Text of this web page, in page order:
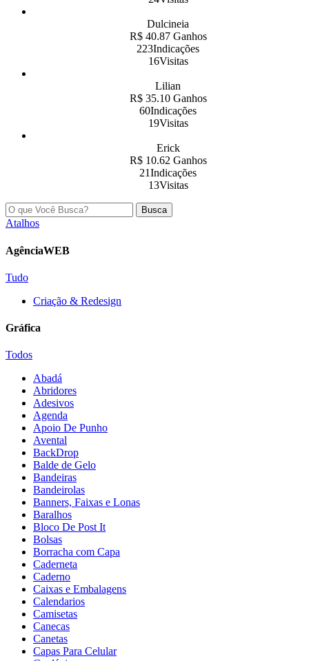
Dulcineia
R$ 40.87 Ganhos
223Indicações
16Visitas
Lilian
R$ 35.10 Ganhos
60Indicações
19Visitas
Erick
R$ 10.62 Ganhos
21Indicações
13Visitas
Busca
Atalhos
AgênciaWEB
Tudo
Criação & Redesign
Gráfica
Todos
Abadá
Abridores
Adesivos
Agenda
Apoio De Punho
Avental
BackDrop
Balde de Gelo
Bandeiras
Bandeirolas
Banners, Faixas e Lonas
Baralhos
Bloco De Post It
Bolsas
Borracha com Capa
Caderneta
Caderno
Caixas e Embalagens
Calendarios
Camisetas
Canecas
Canetas
Capas Para Celular